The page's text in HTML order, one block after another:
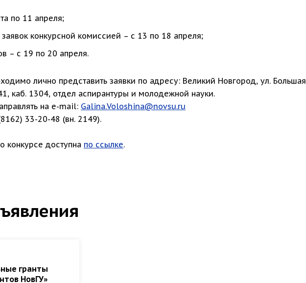
по 11 апреля;
конкурсной комиссией – с 13 по 18 апреля;
– с 19 по 20 апреля.
лично представить заявки по адресу: Великий Новгород, ул. Большая
каб. 1304, отдел аспирантуры и молодежной науки.
на e-mail: Galina.Voloshina@novsu.ru
33-20-48 (вн. 2149).
доступна по ссылке.
гранты
НовГУ»